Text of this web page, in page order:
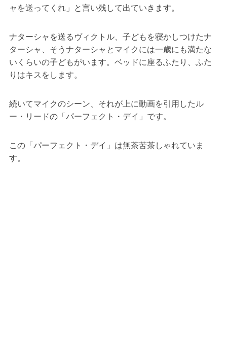
ャを送ってくれ」と言い残して出ていきます。
ナターシャを送るヴィクトル、子どもを寝かしつけたナ
ターシャ、そうナターシャとマイクには一歳にも満たな
いくらいの子どもがいます。ベッドに座るふたり、ふた
りはキスをします。
続いてマイクのシーン、それが上に動画を引用したル
ー・リードの「パーフェクト・デイ」です。
この「パーフェクト・デイ」は無茶苦茶しゃれていま
す。